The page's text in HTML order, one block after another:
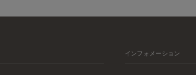
インフォメーション